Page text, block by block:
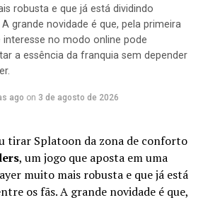
robusta e que já está dividindo
grande novidade é que, pela primeira
no modo online pode
a essência da franquia sem depender
ago on 3 de agosto de 2026
tirar Splatoon da zona de conforto
, um jogo que aposta em uma
muito mais robusta e que já está
os fãs. A grande novidade é que,